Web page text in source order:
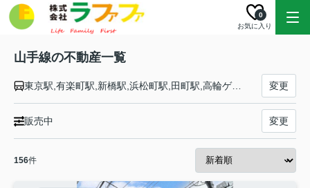
お気に入り
0
山手線の不動産一覧
東京駅,有楽町駅,新橋駅,浜松町駅,田町駅,高輪ゲートウェイ駅,品川駅,大崎駅,五反田駅,目黒駅,恵比寿駅,渋谷駅,原宿駅,代々木駅,新宿駅,新大久保駅,高田馬場駅,目白駅,池袋駅,大塚駅,巣鴨駅,駒込駅,田端駅,西日暮里駅,日暮里駅,鶯谷駅,上野駅,御徒町駅,秋葉原駅,神田駅 変更
販売中 変更
156件